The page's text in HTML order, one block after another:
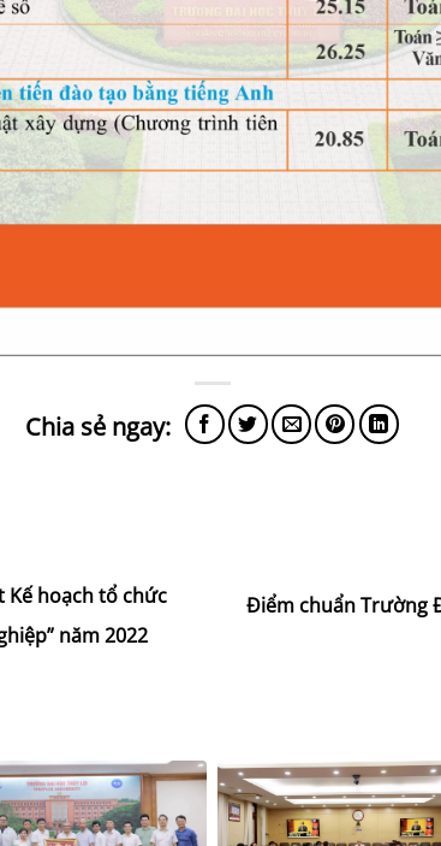
Kế hoạch tổ chức
năm 2022
Điểm chuẩn Trường